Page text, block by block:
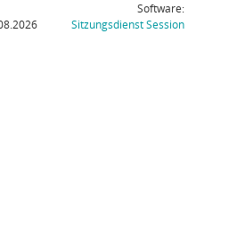
Software:
SitzungsdienstSession(Wird in